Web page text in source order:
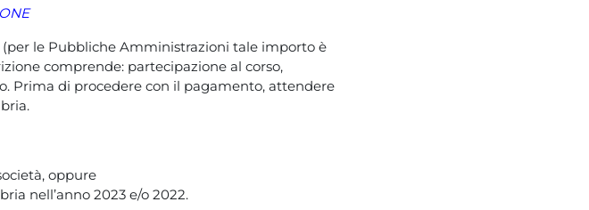
(per le Pubbliche Amministrazioni tale importo è
comprende: partecipazione al corso,
Prima di procedere con il pagamento, attendere
oppure
nell’anno 2023 e/o 2022.